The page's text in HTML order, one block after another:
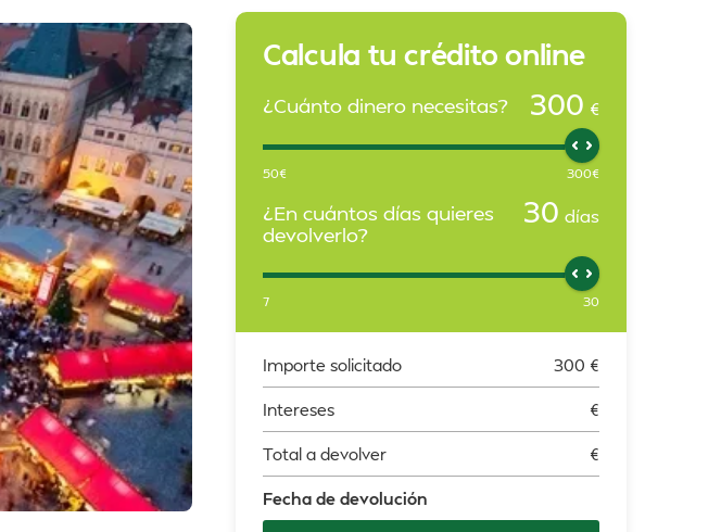
Calcula tu crédito online
¿Cuánto dinero necesitas? 300 €
50€ 300€
¿En cuántos días quieres
devolverlo?
30 días
7 30
Importe solicitado 300 €
Intereses €
Total a devolver €
Fecha de devolución